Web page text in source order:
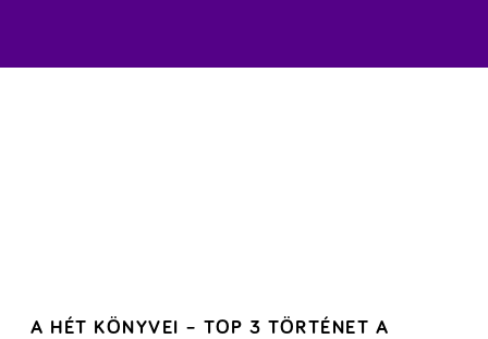
A HÉT KÖNYVEI – TOP 3 TÖRTÉNET A